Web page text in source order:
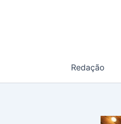
Redação